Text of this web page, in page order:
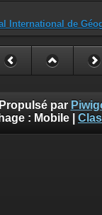
International de
Propulsé par
: Mobile